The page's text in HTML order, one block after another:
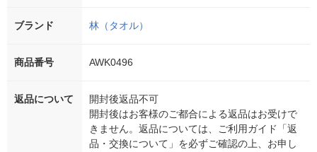
ブランド 林（タオル）
商品番号 AWK0496
返品について
開封後返品不可
開封後はお客様のご都合による返品はお受けで
きません。返品については、ご利用ガイド「返
品・交換について」を必ずご確認の上、お申し